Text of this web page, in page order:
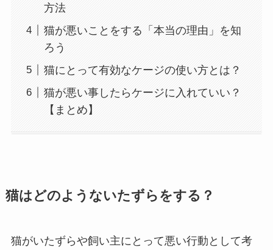
方法
猫が悪いことをする「本当の理由」を知
ろう
猫にとって有効なケージの使い方とは？
猫が悪い事したらケージに入れていい？
【まとめ】
猫はどのようないたずらをする？
猫がいたずらや飼い主にとって悪い行動として考